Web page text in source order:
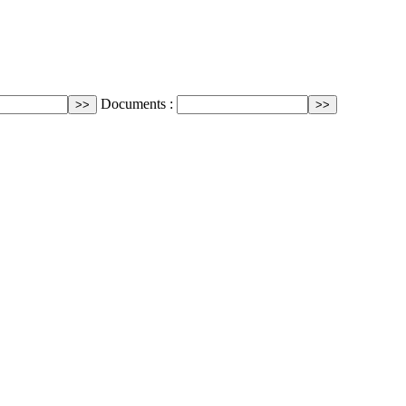
Documents :